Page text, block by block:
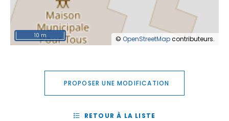
© OpenStreetMapcontributeurs.
10 m
PROPOSER UNE MODIFICATION
RETOUR À LA LISTE